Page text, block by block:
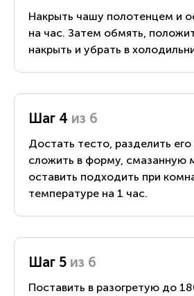
Накрыть чашу полотенцем и
на час. Затем обмять,
накрыть и убрать в
Шаг 4 из 6
Достать тесто, разделить
сложить в форму, смазанную
оставить подходить при
температуре на 1 час.
Шаг 5 из 6
Поставить в разогретую до